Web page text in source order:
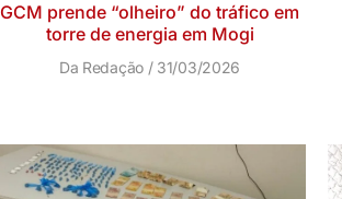
GCM prende “olheiro” do tráfico em
torre de energia em Mogi
Da Redação 31/03/2026